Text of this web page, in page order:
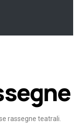
rassegne teatrali.